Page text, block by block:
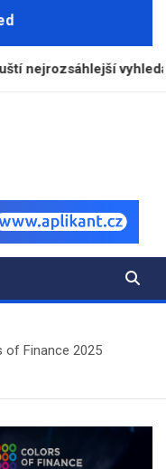
vyhledávač
of Finance 2025